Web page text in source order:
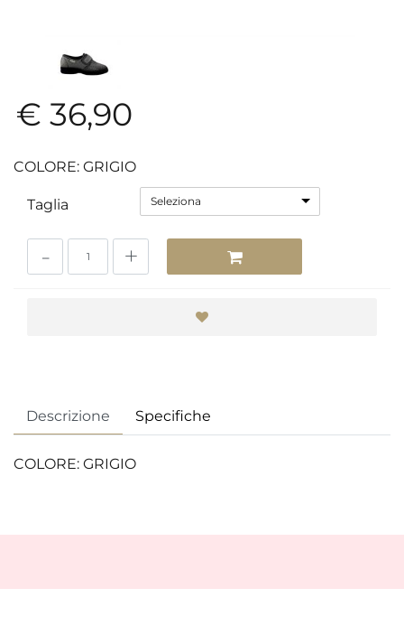
€ 36,90
COLORE: GRIGIO
Taglia Seleziona
Descrizione Specifiche
COLORE: GRIGIO